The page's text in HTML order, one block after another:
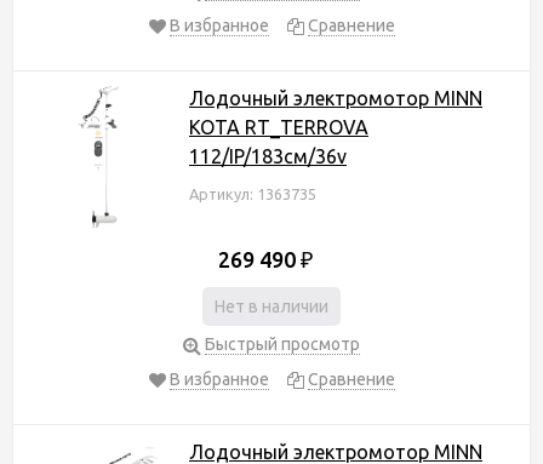
В избранное
Сравнение
Лодочный электромотор MINN
KOTA RT_TERROVA
112/IP/183см/36v
Артикул: 1363735
269 490 ₽
Нет в наличии
Быстрый просмотр
В избранное
Сравнение
Лодочный электромотор MINN